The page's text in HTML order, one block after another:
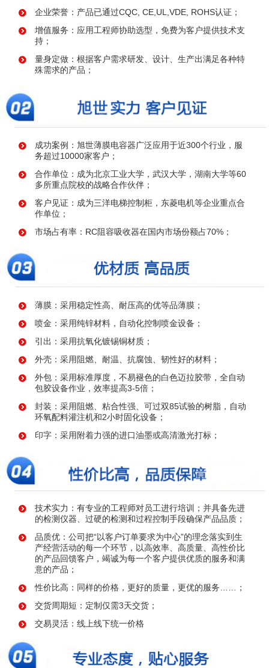
企业荣誉：产品已通过CQC, CE,UL,VDE, ROHS认证；
增值服务：应用工程师协助选型，免费为客户提供技术支
持；
量身定做：根据客户需求研发、设计、生产出满足各种特
殊需求的产品；
成功案例：旭世薄膜电容器广泛应用于近300个行业，服
务超过10000家客户；
合作单位：成为北京工业大学，武汉大学，湖南大学等60
多所重点院校的战略合作伙伴；
客户见证：成为三洋电梯控制柜，东菱电机等企业重点合
作单位；
市场占有率：RC阻容吸收器在国内市场份额占70%；
薄膜：采用稳定性高、耐压高的优等品薄膜；
喷金：采用纯锌材料，自动化控制喷金设备；
引出：采用抗氧化镀锡铜材质；
外壳：采用阻燃、耐温、抗腐蚀、韧性好的材料；
外包：采用标准厚度，不易褪色的白色迈拉胶带，全自动
包胶设备作业，效率提高3-5倍；
封装：采用阻燃、粘合性强、可过双85试验的树脂，自动
环氧配料灌注机和2小时固化设备；
印字：采用附着力强的进口油墨或高清激光打标；
技术实力：有专业的工程师对员工进行培训；并具备先进
的检测仪器、过硬的检测和过程控制手段确保产品品质；
品质优：公司把“以客户订单要求为中心”的理念落实到生
产经营活动的每一个环节，以高效率、高质量、高性价比
的产品回馈客户，竭诚为每一个客户提供优质的服务和满
意的产品；
性价比高：同样的价格，更好的质量，更优的服务……；
交货周期短：定制仅需3天交货；
交易灵活：线上线下统一价格